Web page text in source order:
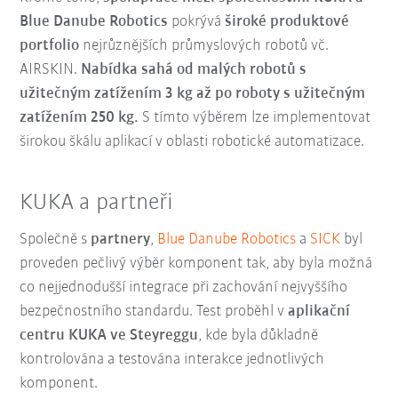
Blue Danube Robotics pokrýváširoké produktové
portfolio nejrůznějších průmyslových robotů vč.
AIRSKIN. Nabídka sahá od malých robotů s
užitečným zatížením 3 kg až po roboty s užitečným
zatížením 250 kg. S tímto výběrem lze implementovat
širokou škálu aplikací v oblasti robotické automatizace.
KUKA a partneři
Společně s partnery, Blue Danube Robotics a SICK byl
proveden pečlivý výběr komponent tak, aby byla možná
co nejjednodušší integrace při zachování nejvyššího
bezpečnostního standardu. Test proběhl v aplikační
centru KUKA ve Steyreggu, kde byla důkladně
kontrolována a testována interakce jednotlivých
komponent.